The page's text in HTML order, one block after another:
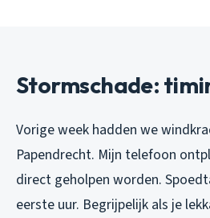
Stormschade:
Vorige week hadden we
Papendrecht. Mijn telefoon
direct geholpen worden.
eerste uur. Begrijpelijk als je